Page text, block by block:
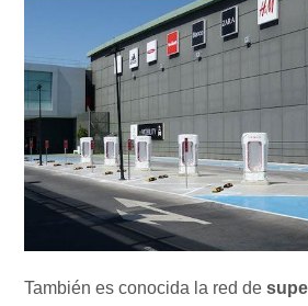
También es conocida la red de